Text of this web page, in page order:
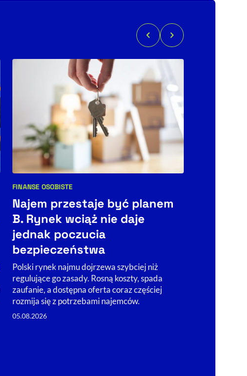
Kategorie artykułu:
FINANSE OSOBISTE
Najem przestaje być planem
B. Rynek wciąż nie daje
jednak poczucia
bezpieczeństwa
Polski rynek najmu dojrzewa szybciej niż
regulujące go zasady. Rosną koszty, spada
zaufanie, a dostępna oferta coraz częściej
rozmija się z potrzebami najemców.
05.08.2026